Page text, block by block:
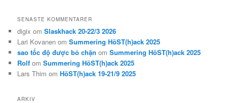
SENASTE KOMMENTARER
digix omSlaskhack 20-22/3 2026
Lari Kovanen omSummering HöST(h)ack 2025
sao tốc độ được bỏ chặn omSummering HöST(h)ack 2025
Rolf omSummering HöST(h)ack 2025
Lars Thim omHöST(h)ack 19-21/9 2025
ARKIV